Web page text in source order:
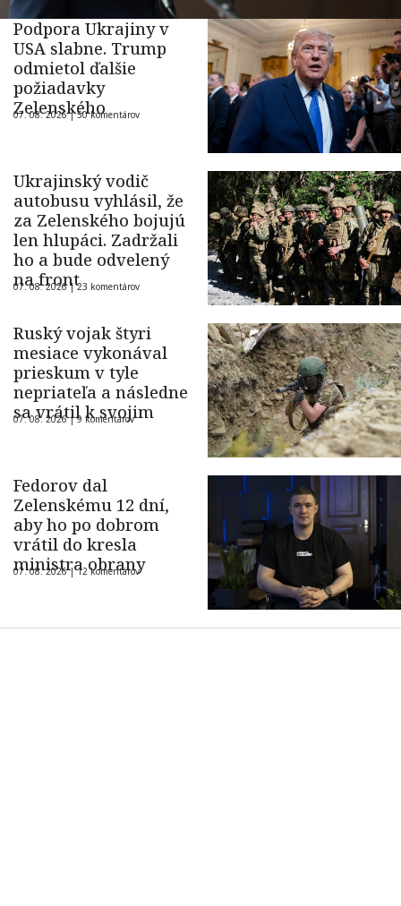
Podpora Ukrajiny v
USA slabne. Trump
odmietol ďalšie
požiadavky
Zelenského
07. 08. 2026 |50 komentárov
Ukrajinský vodič
autobusu vyhlásil, že
za Zelenského bojujú
len hlupáci. Zadržali
ho a bude odvelený
na front
07. 08. 2026 |23 komentárov
Ruský vojak štyri
mesiace vykonával
prieskum v tyle
nepriateľa a následne
sa vrátil k svojim
07. 08. 2026 |9 komentárov
Fedorov dal
Zelenskému 12 dní,
aby ho po dobrom
vrátil do kresla
ministra obrany
07. 08. 2026 |12 komentárov